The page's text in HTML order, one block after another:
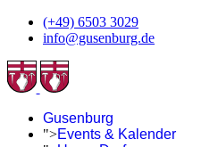
(+49) 6503 3029
info@gusenburg.de
Gusenburg
">Events & Kalender